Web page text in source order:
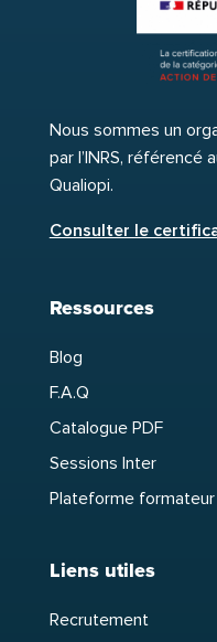
Nous sommes un
par l’INRS, référencé
Qualiopi.
Consulter le
Ressources
Blog
F.A.Q
Catalogue PDF
Sessions Inter
Plateforme formateur
Liens utiles
Recrutement